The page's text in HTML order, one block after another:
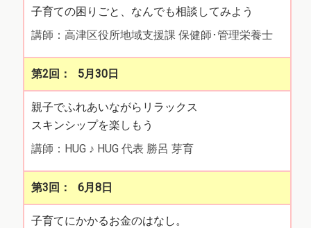
子育ての困りごと、なんでも相談してみよう
講師：高津区役所地域支援課 保健師･管理栄養士
5月30日
親子でふれあいながらリラックス
スキンシップを楽しもう
講師：HUG ♪ HUG 代表 勝呂 芽育
6月8日
子育てにかかるお金のはなし。